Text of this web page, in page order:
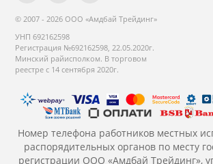
© 2007 - 2026 ООО «Амдбай Трейдинг»
УНП 692162598
Регистрация №692162598, 22.05.2020г.
Минский райисполком. В торговом
реестре с 14 сентября 2020г.
Номер телефона работников местных
распорядительных органов по месту
регистрации ООО «Амдбай Трейдинг»,